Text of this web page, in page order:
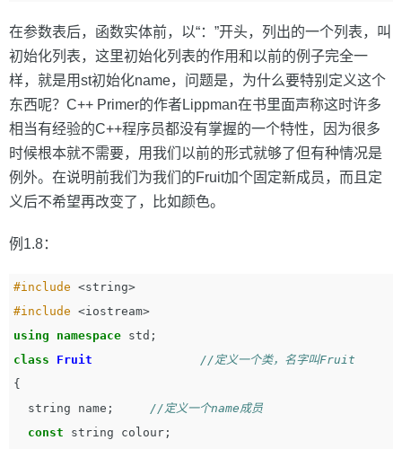
在参数表后，函数实体前，以“：”开头，列出的一个列表，叫
初始化列表，这里初始化列表的作用和以前的例子完全一
样，就是用st初始化name，问题是，为什么要特别定义这个
东西呢？C++ Primer的作者Lippman在书里面声称这时许多
相当有经验的C++程序员都没有掌握的一个特性，因为很多
时候根本就不需要，用我们以前的形式就够了但有种情况是
例外。在说明前我们为我们的Fruit加个固定新成员，而且定
义后不希望再改变了，比如颜色。
例1.8：
#include <string>
#include <iostream>
using
namespace std ;
class
Fruit
//定义一个类，名字叫Fruit
{
string
name ;
//定义一个name成员
const
string colour ;